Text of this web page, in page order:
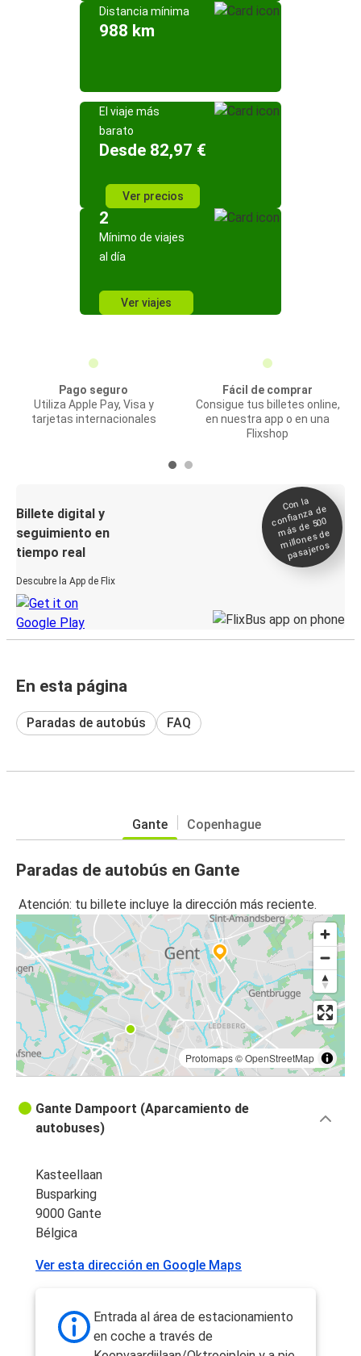
Distancia mínima
988 km
El viaje más
barato
Desde 82,97 €
Ver precios
2
Mínimo de viajes
al día
Ver viajes
Pago seguro
Utiliza Apple Pay, Visa y
tarjetas internacionales
Fácil de comprar
Consigue tus billetes online,
en nuestra app o en una
Flixshop
Billete digital y
seguimiento en
tiempo real
Descubre la App de Flix
Con la
confianza de
más de 500
millones de
pasajeros
En esta página
Paradas de autobús FAQ
Gante Copenhague
Paradas de autobús en Gante
Atención: tu billete incluye la dirección más reciente.
Protomaps©OpenStreetMap
Gante Dampoort (Aparcamiento de
autobuses)
Kasteellaan
Busparking
9000 Gante
Bélgica
Ver esta dirección en Google Maps
Entrada al área de estacionamiento
en coche a través de